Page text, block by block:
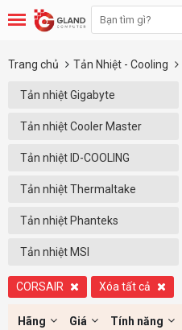
Trang chủ Tản Nhiệt - Cooling
Tản nhiệt Gigabyte
Tản nhiệt Cooler Master
Tản nhiệt ID-COOLING
Tản nhiệt Thermaltake
Tản nhiệt Phanteks
Tản nhiệt MSI
CORSAIR Xóa tất cả
Hãng Giá Tính năng